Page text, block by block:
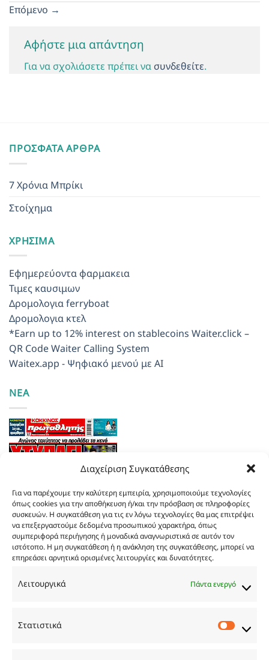
Διαχείριση Συγκατάθεσης
Για να παρέχουμε την καλύτερη εμπειρία, χρησιμοποιούμε τεχνολογίες
όπως cookies για την αποθήκευση ή/και την πρόσβαση σε πληροφορίες
συσκευών. Η συγκατάθεση για τις εν λόγω τεχνολογίες θα μας επιτρέψει
να επεξεργαστούμε δεδομένα προσωπικού χαρακτήρα, όπως
συμπεριφορά περιήγησης ή μοναδικά αναγνωριστικά σε αυτόν τον
ιστότοπο. Η μη συγκατάθεση ή η ανάκληση της συγκατάθεσης, μπορεί να
επηρεάσει αρνητικά ορισμένες λειτουργίες και δυνατότητες.
Λειτουργικά Πάντα ενεργό
Στατιστικά
Επόμενο →
Αφήστε μια απάντηση
Για να σχολιάσετε πρέπει να συνδεθείτε.
ΠΡΌΣΦΑΤΑ ΆΡΘΡΑ
7 Χρόνια Μπρίκι
Στοίχημα
ΧΡΉΣΙΜΑ
Εφημερεύοντα φαρμακεια
Τιμες καυσιμων
Δρομολογια ferryboat
Δρομολογια κτελ
*Earn up to 12% interest on stablecoins Waiter.click –
QR Code Waiter Calling System
Waitex.app - Ψηφιακό μενού με AI
ΝΕΑ